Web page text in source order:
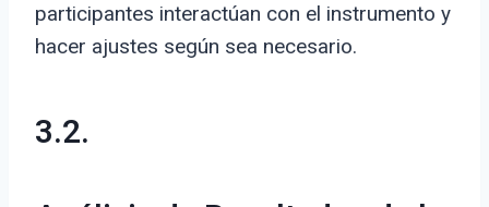
participantes interactúan con el instrumento y
hacer ajustes según sea necesario.
3.2.